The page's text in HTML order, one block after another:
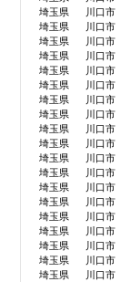
埼玉県
川口市
埼玉県
川口市
埼玉県
川口市
埼玉県
川口市
埼玉県
川口市
埼玉県
川口市
埼玉県
川口市
埼玉県
川口市
埼玉県
川口市
埼玉県
川口市
埼玉県
川口市
埼玉県
川口市
埼玉県
川口市
埼玉県
川口市
埼玉県
川口市
埼玉県
川口市
埼玉県
川口市
埼玉県
川口市
埼玉県
川口市